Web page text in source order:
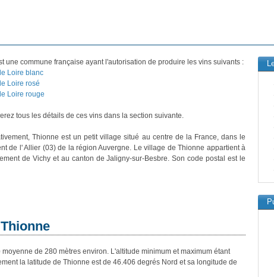
une commune française ayant l'autorisation de produire les vins suivants :
Loire blanc
Loire rosé
Loire rouge
tous les détails de ces vins dans la section suivante.
Thionne est un petit village situé au centre de la France, dans le
de l' Allier (03) de la région Auvergne. Le village de Thionne appartient à
de Vichy et au canton de Jaligny-sur-Besbre. Son code postal est le
de 280 mètres environ. L'altitude minimum et maximum étant
la latitude de Thionne est de 46.406 degrés Nord et sa longitude de